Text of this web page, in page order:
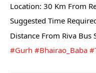
Location: 30 Km From
Suggested Time
Distance From Riva
#Gurh #Bhairao_Baba